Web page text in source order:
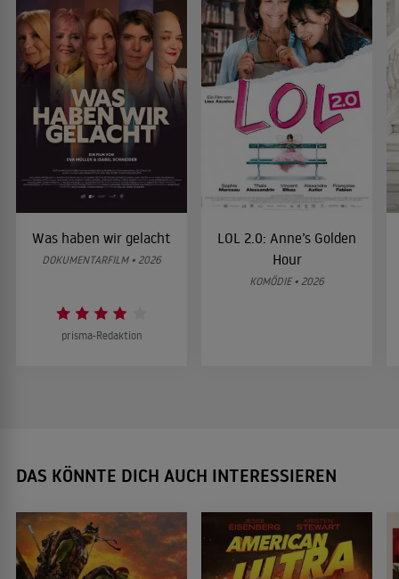
Was haben wir gelacht
DOKUMENTARFILM • 2026
prisma-Redaktion
LOL 2.0: Anne’s Golden
Hour
KOMÖDIE • 2026
DAS KÖNNTE DICH AUCH INTERESSIEREN